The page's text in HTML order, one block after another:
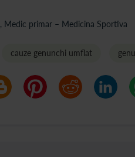
, Medic primar – Medicina Sportiva
cauze genunchi umflat